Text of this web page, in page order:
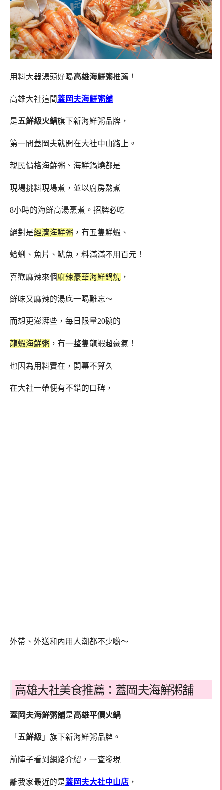
用料大器湯頭好喝高雄海鮮粥推薦！
高雄大社這間蓋岡夫海鮮粥舖
是五鮮級火鍋旗下新海鮮粥品牌，
第一間蓋岡夫就開在大社中山路上。
親民價格海鮮粥、海鮮鍋燒都是
現場挑料現場煮，並以廚房熬煮
8小時的海鮮高湯烹煮。招牌必吃
絕對是經濟海鮮粥 ，有五隻鮮蝦、
蛤蜊、魚片、魷魚，料滿滿不用百元！
喜歡麻辣來個 麻辣豪華海鮮鍋燒 ，
鮮味又麻辣的湯底一喝難忘～
而想更澎湃些，每日限量20碗的
龍蝦海鮮粥 ，有一整隻龍蝦超豪氣！
也因為用料實在，開幕不算久
在大社一帶便有不錯的口碑，
外帶、外送和內用人潮都不少喲～
高雄大社美食推薦：蓋岡夫海鮮粥舖
蓋岡夫海鮮粥舖是高雄平價火鍋
「 五鮮級 」旗下新海鮮粥品牌。
前陣子看到網路介紹，一查發現
離我家最近的是蓋岡夫大社中山店 ，